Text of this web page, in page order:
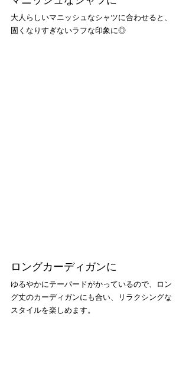
大人らしいマニッシュなシャツに合わせると、
固くなりすぎないラフな印象に◎
ロングカーディガンに
ゆるやかにテーパードがかっているので、ロン
グ丈のカーディガンにも合い、リラクシングな
スタイルを楽しめます。